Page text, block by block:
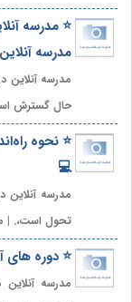
⭐️ مدرسه
مدرسه
مدرسه آنلاین
حال گسترش
⭐️ نحوه
💻
مدرسه
تحول است،. |
⭐️ دوره های
مدرسه